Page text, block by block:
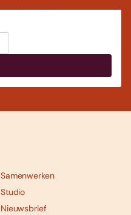
Samenwerken
Studio
Nieuwsbrief